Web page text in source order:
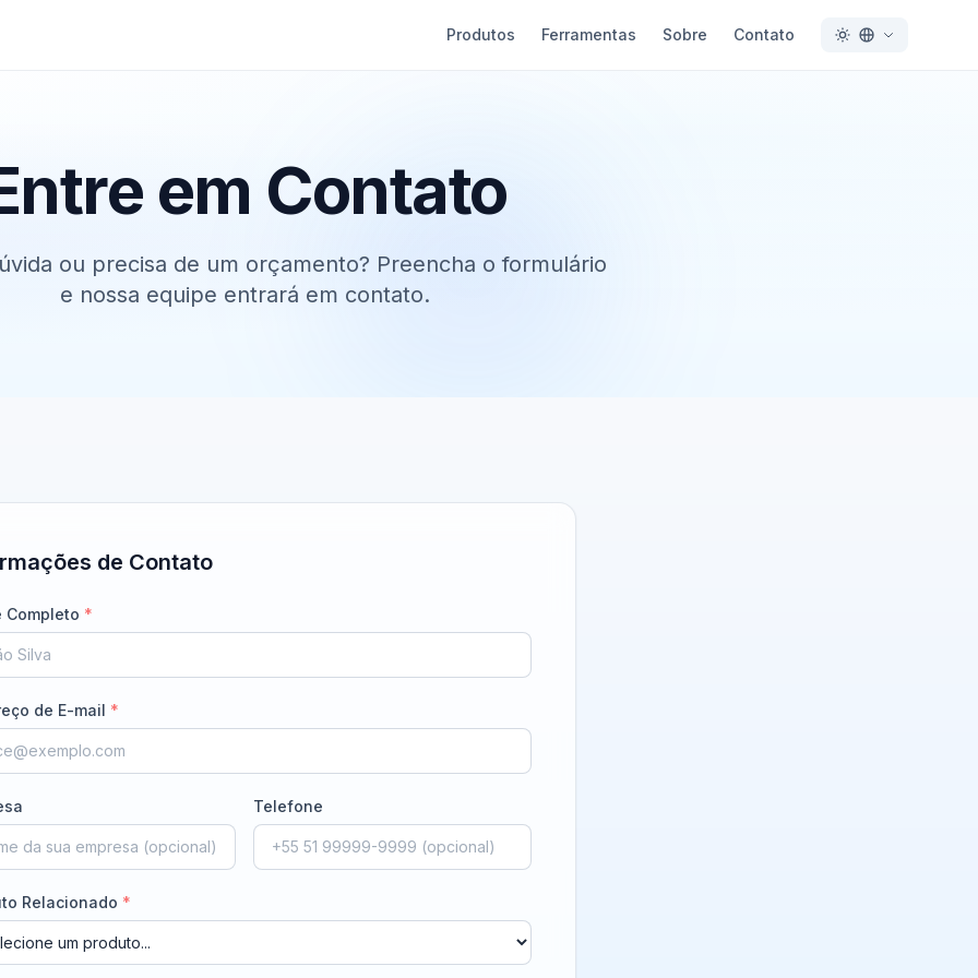
Produtos Ferramentas Sobre Contato
em Contato
ou precisa de um orçamento? Preencha o formulário
e nossa equipe entrará em contato.
de Contato
Completo *
de E-mail *
Telefone
Relacionado *